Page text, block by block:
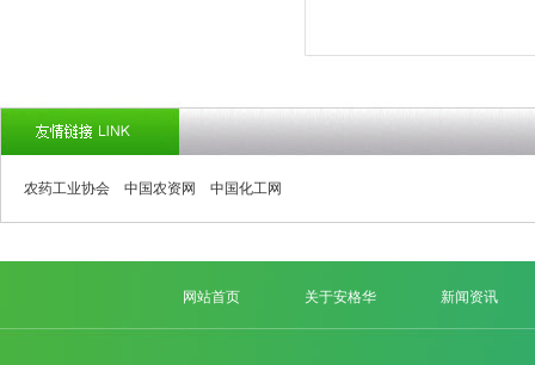
农药工业协会 中国农资网 中国化工网
网站首页 关于安格华 新闻资讯